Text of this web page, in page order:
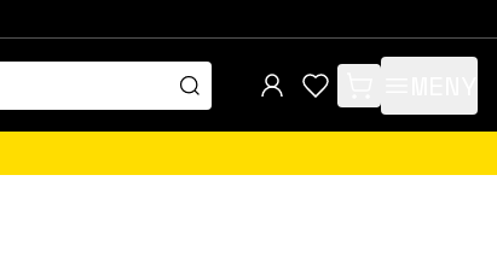
items in cart, view